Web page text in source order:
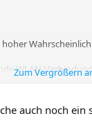
WLAN-
einbauen
Zum Vergrößern
auch noch ein